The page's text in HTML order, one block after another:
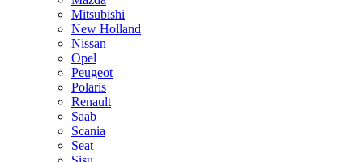
Mitsubishi
New Holland
Nissan
Opel
Peugeot
Polaris
Renault
Saab
Scania
Seat